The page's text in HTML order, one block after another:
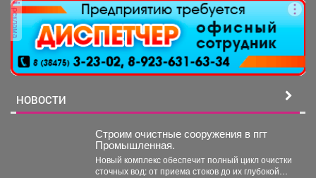
реклама
НОВОСТИ
Строим очистные сооружения в пгт
Промышленная.
Новый комплекс обеспечит полный цикл очистки
сточных вод: от приема стоков до их глубокой